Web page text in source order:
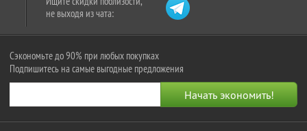
не выходя из чата:
Сэкономьте до 90% при любых покупках
Подпишитесь на самые выгодные предложения